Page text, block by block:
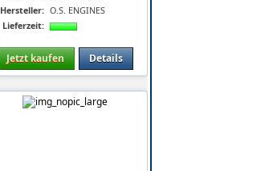
Hersteller: O.S. ENGINES
Lieferzeit:
Jetzt kaufen Details